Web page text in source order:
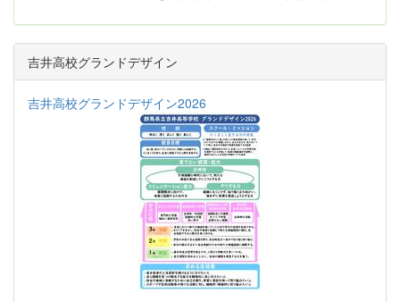
吉井高校グランドデザイン
吉井高校グランドデザイン2026